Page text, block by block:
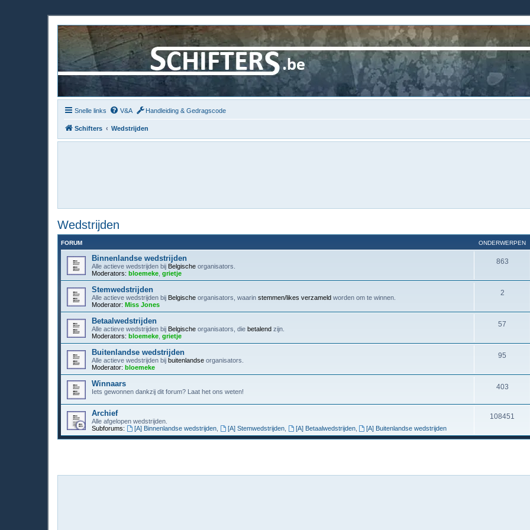
Snelle links V&A Handleiding & Gedragscode
Schifters Wedstrijden
Wedstrijden
FORUM ONDERWERPEN
Binnenlandse wedstrijden
Alle actieve wedstrijden bij Belgische organisators.
Moderators: bloemeke grietje
863
Stemwedstrijden
Alle actieve wedstrijden bij Belgische organisators, waarin stemmen/likes verzameld worden om te winnen.
Moderator: Miss Jones
2
Betaalwedstrijden
Alle actieve wedstrijden bij Belgische organisators, die betalend zijn.
Moderators: bloemeke grietje
57
Buitenlandse wedstrijden
Alle actieve wedstrijden bij buitenlandse organisators.
Moderator: bloemeke
95
Winnaars
Iets gewonnen dankzij dit forum? Laat het ons weten!
403
Archief
Alle afgelopen wedstrijden.
Subforums:
[A] Binnenlandse wedstrijden, [A] Stemwedstrijden, [A] Betaalwedstrijden, [A] Buitenlandse wedstrijden
108451